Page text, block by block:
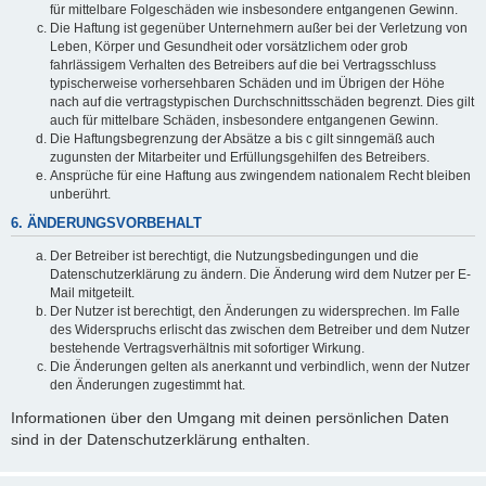
für mittelbare Folgeschäden wie insbesondere entgangenen Gewinn.
Die Haftung ist gegenüber Unternehmern außer bei der Verletzung von
Leben, Körper und Gesundheit oder vorsätzlichem oder grob
fahrlässigem Verhalten des Betreibers auf die bei Vertragsschluss
typischerweise vorhersehbaren Schäden und im Übrigen der Höhe
nach auf die vertragstypischen Durchschnittsschäden begrenzt. Dies gilt
auch für mittelbare Schäden, insbesondere entgangenen Gewinn.
Die Haftungsbegrenzung der Absätze a bis c gilt sinngemäß auch
zugunsten der Mitarbeiter und Erfüllungsgehilfen des Betreibers.
Ansprüche für eine Haftung aus zwingendem nationalem Recht bleiben
unberührt.
6. ÄNDERUNGSVORBEHALT
Der Betreiber ist berechtigt, die Nutzungsbedingungen und die
Datenschutzerklärung zu ändern. Die Änderung wird dem Nutzer per E-
Mail mitgeteilt.
Der Nutzer ist berechtigt, den Änderungen zu widersprechen. Im Falle
des Widerspruchs erlischt das zwischen dem Betreiber und dem Nutzer
bestehende Vertragsverhältnis mit sofortiger Wirkung.
Die Änderungen gelten als anerkannt und verbindlich, wenn der Nutzer
den Änderungen zugestimmt hat.
Informationen über den Umgang mit deinen persönlichen Daten
sind in der Datenschutzerklärung enthalten.